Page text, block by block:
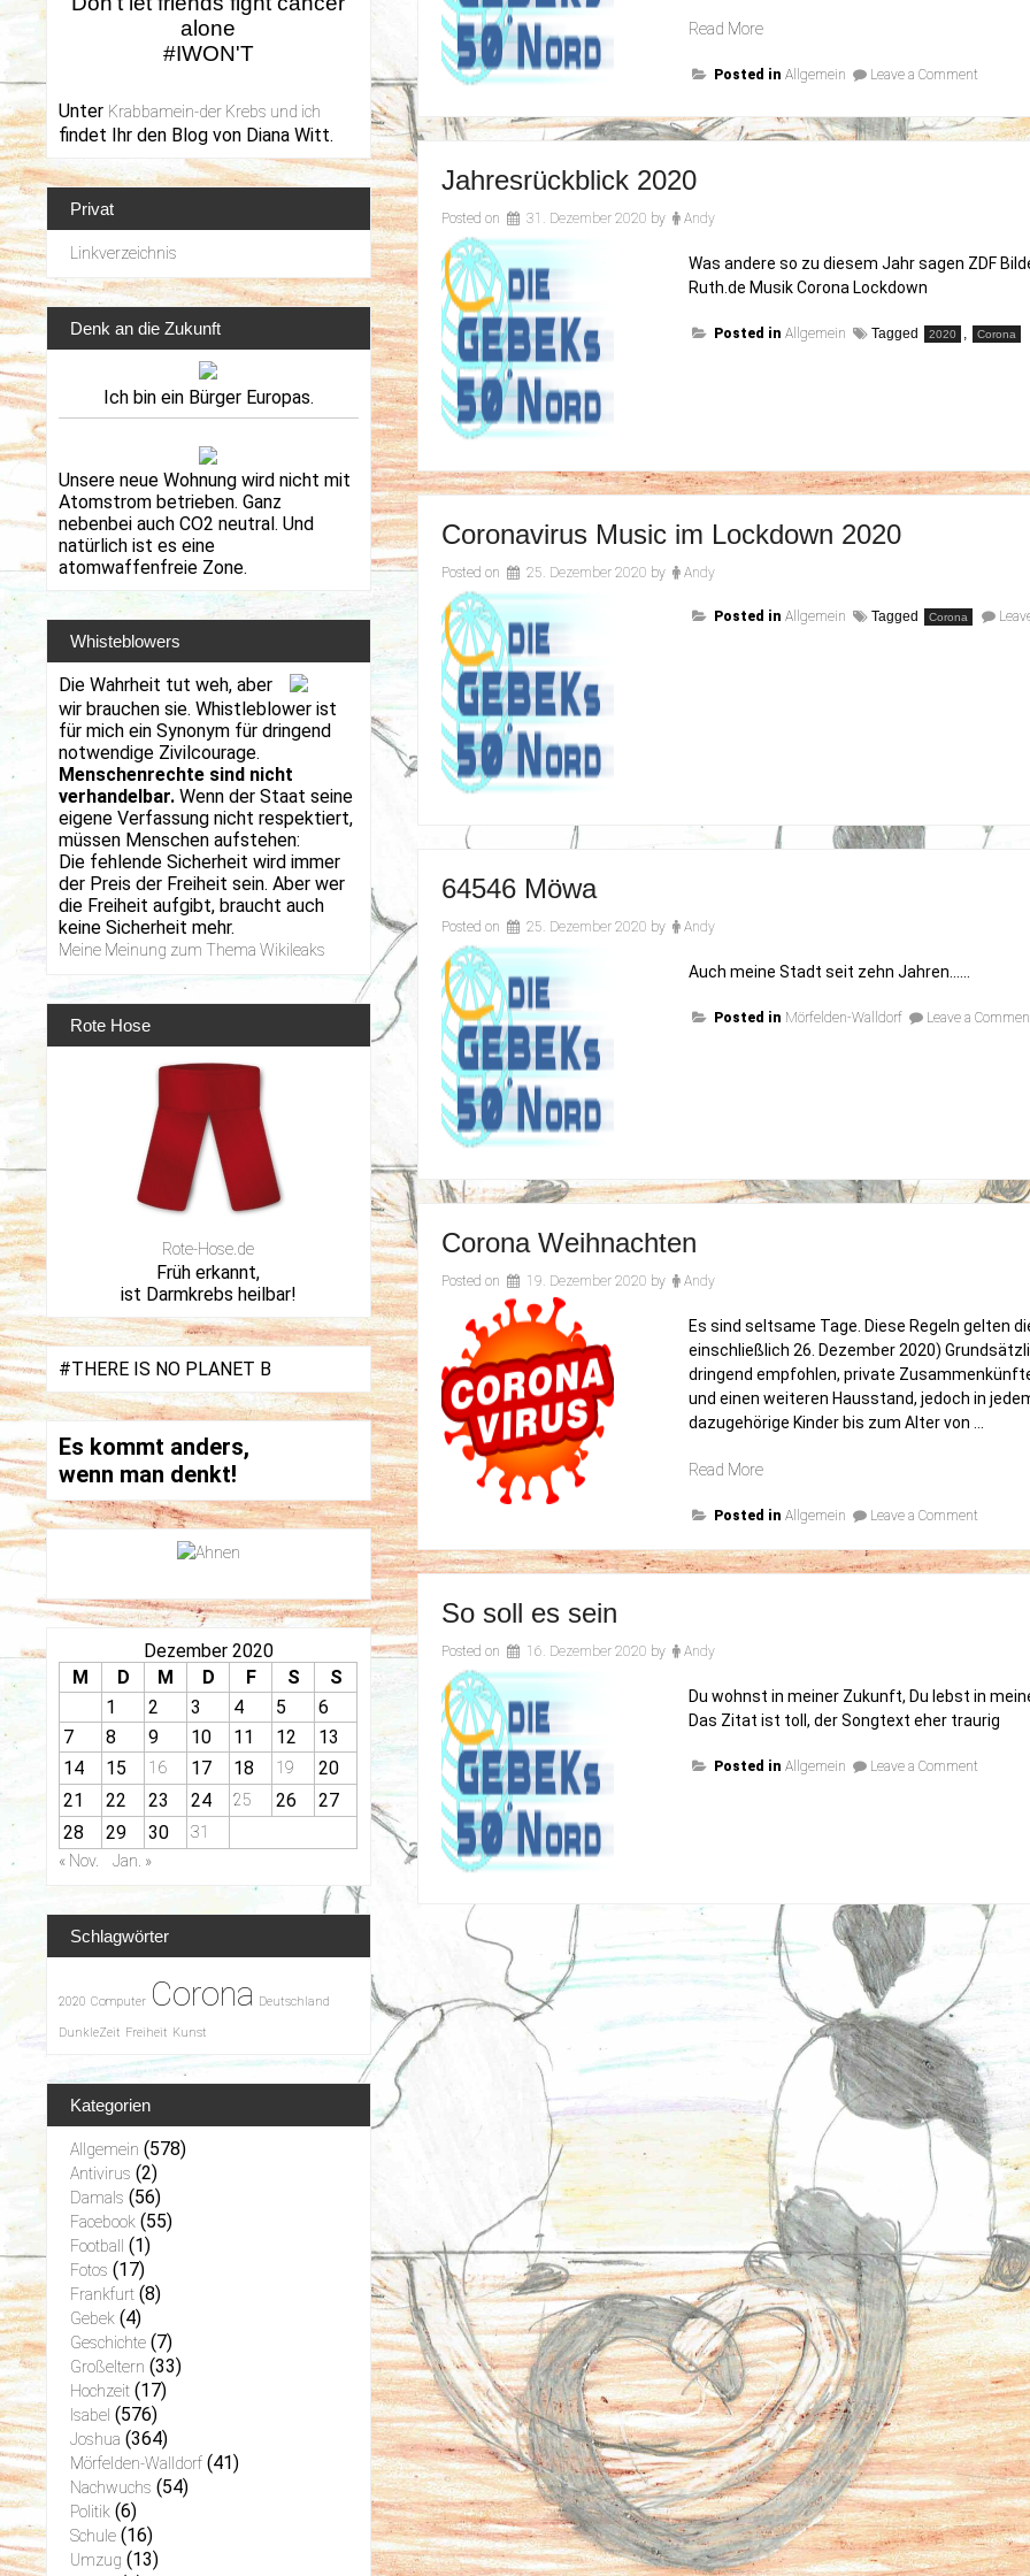
Read More„Happy
Year“
Posted in Allgemein Leave a Commenton
Year
Jahresrückblick 2020
Posted on 31. Dezember 2020 by Andy
Was andere so zu diesem Jahr sagen ZDF
Ruth.de Musik Corona Lockdown
Posted in Allgemein Tagged 2020 , Corona
Coronavirus Music im Lockdown 2020
Posted on 25. Dezember 2020 by Andy
Posted in Allgemein Tagged Corona
64546 Möwa
Posted on 25. Dezember 2020 by Andy
Auch meine Stadt seit zehn Jahren……
Posted in Mörfelden-Walldorf Leave a
Corona Weihnachten
Posted on 19. Dezember 2020 by Andy
Es sind seltsame Tage. Diese Regeln gelten
einschließlich 26. Dezember 2020)
dringend empfohlen, private
und einen weiteren Hausstand, jedoch in
dazugehörige Kinder bis zum Alter von …
Read More„Corona
Posted in Allgemein Leave a Commenton
So soll es sein
Posted on 16. Dezember 2020 by Andy
Du wohnst in meiner Zukunft, Du lebst in
Das Zitat ist toll, der Songtext eher traurig
Posted in Allgemein Leave a Commenton
alone
#IWON'T
Unter Krabbamein-der Krebs und ich
findet Ihr den Blog von Diana Witt.
Privat
Linkverzeichnis
Denk an die Zukunft
Ich bin ein Bürger Europas.
Unsere neue Wohnung wird nicht mit
Atomstrom betrieben. Ganz
nebenbei auch CO2 neutral. Und
natürlich ist es eine
atomwaffenfreie Zone.
Whisteblowers
Die Wahrheit tut weh, aber
wir brauchen sie. Whistleblower ist
für mich ein Synonym für dringend
notwendige Zivilcourage.
Menschenrechte sind nicht
verhandelbar. Wenn der Staat seine
eigene Verfassung nicht respektiert,
müssen Menschen aufstehen:
Die fehlende Sicherheit wird immer
der Preis der Freiheit sein. Aber wer
die Freiheit aufgibt, braucht auch
keine Sicherheit mehr.
Meine Meinung zum Thema Wikileaks
Rote Hose
Rote-Hose.de
Früh erkannt,
ist Darmkrebs heilbar!
#THERE IS NO PLANET B
Es kommt anders,
wenn man denkt!
Dezember 2020
M
D M D F S
S
1
2 3 4 5
6
7
8 9 10 11 12
13
14
15 16 17 18 19
20
21
22 23 24 25 26
27
28
29 30
31
« Nov.
Jan. »
Schlagwörter
2020 Computer Corona Deutschland
DunkleZeit Freiheit Kunst
Kategorien
Allgemein (578)
Antivirus (2)
Damals (56)
Facebook (55)
Football (1)
Fotos (17)
Frankfurt (8)
Gebek (4)
Geschichte (7)
Großeltern (33)
Hochzeit (17)
Isabel (576)
Joshua (364)
Mörfelden-Walldorf (41)
Nachwuchs (54)
Politik (6)
Schule (16)
Umzug (13)